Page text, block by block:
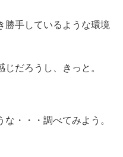
勝手しているような環境
だろうし、きっと。
・・・調べてみよう。